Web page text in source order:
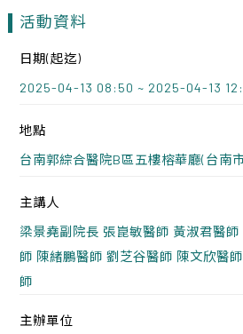
活動資料
日期(起迄)
2025-04-13 08:50 ~ 2025-04-13
地點
台南郭綜合醫院B區五樓榕華廳(台南
主講人
梁景堯副院長 張崑敏醫師 黃淑君醫
師 陳緒鵬醫師 劉芝谷醫師 陳文欣醫
師
主辦單位